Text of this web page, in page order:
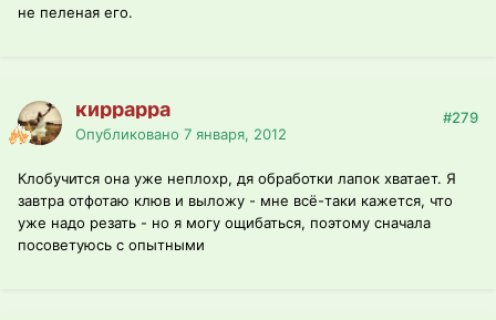
не пеленая его.
киррарра
Опубликовано 7 января, 2012
#279
Клобучится она уже неплохр, дя обработки лапок хватает. Я
завтра отфотаю клюв и выложу - мне всё-таки кажется, что
уже надо резать - но я могу ощибаться, поэтому сначала
посоветуюсь с опытными